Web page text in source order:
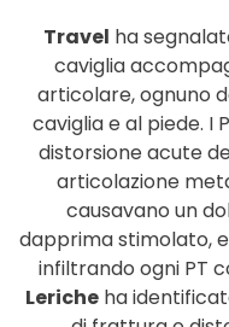
Travel ha
caviglia
articolare, ognuno
caviglia e al piede. I
distorsione acute
articolazione
causavano un
dapprima stimolato,
infiltrando ogni PT
Leriche ha